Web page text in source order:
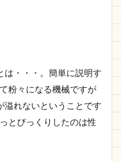
は・・・。簡単に説明す
粉々になる機械ですが
溢れないということです
とびっくりしたのは性